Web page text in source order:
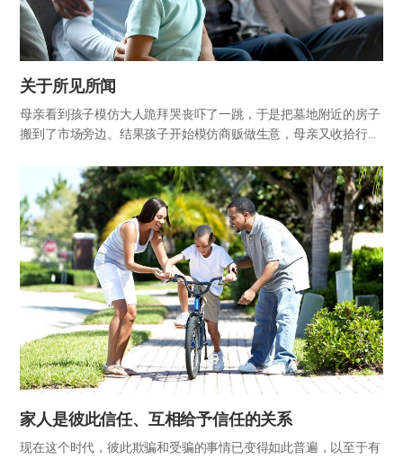
关于所见所闻
母亲看到孩子模仿大人跪拜哭丧吓了一跳，于是把墓地附近的房子
搬到了市场旁边。结果孩子开始模仿商贩做生意，母亲又收拾行李
意。这个故事就是“孟母三迁之教”，即孟子的母亲为了儿子的教育
三次搬…
家人是彼此信任、互相给予信任的关系
现在这个时代，彼此欺骗和受骗的事情已变得如此普遍，以至于有